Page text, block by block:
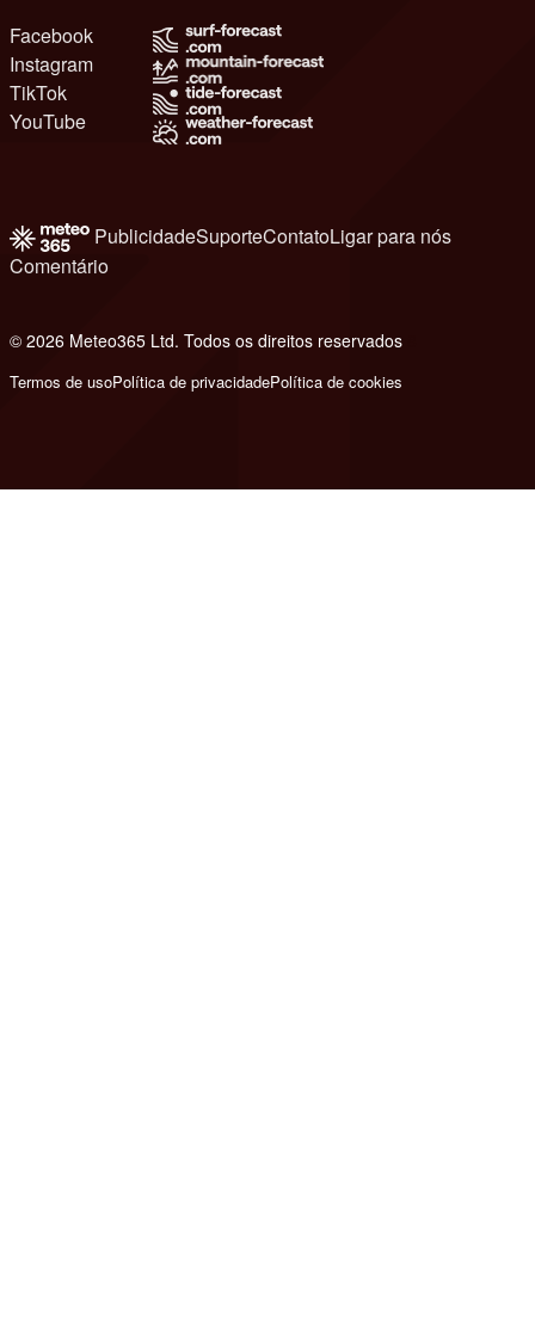
Facebook
Instagram
TikTok
YouTube
PublicidadeSuporteContatoLigar para nós
Comentário
© 2026 Meteo365 Ltd. Todos os direitos reservados
Termos de usoPolítica de privacidadePolítica de cookies